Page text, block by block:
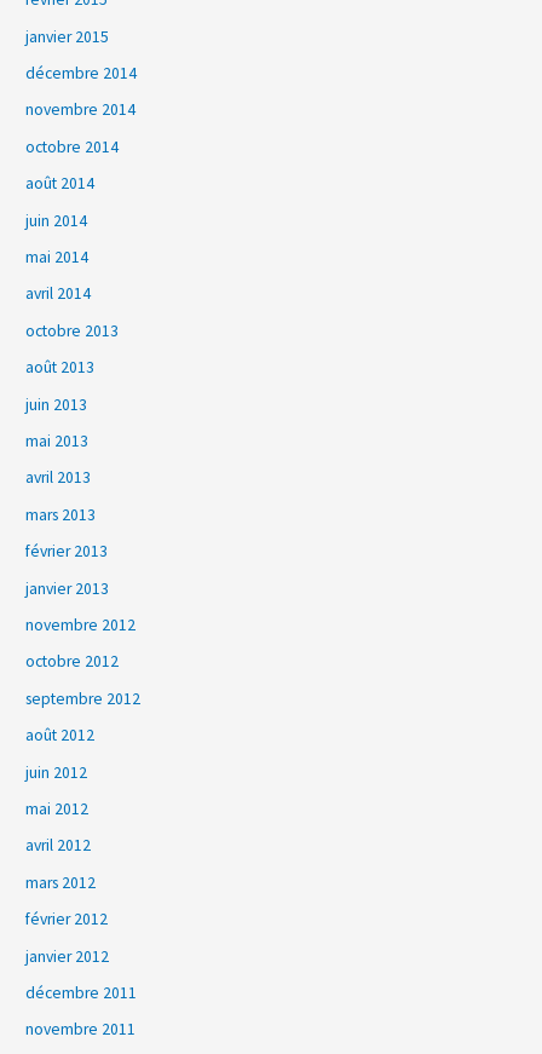
janvier 2015
décembre 2014
novembre 2014
octobre 2014
août 2014
juin 2014
mai 2014
avril 2014
octobre 2013
août 2013
juin 2013
mai 2013
avril 2013
mars 2013
février 2013
janvier 2013
novembre 2012
octobre 2012
septembre 2012
août 2012
juin 2012
mai 2012
avril 2012
mars 2012
février 2012
janvier 2012
décembre 2011
novembre 2011